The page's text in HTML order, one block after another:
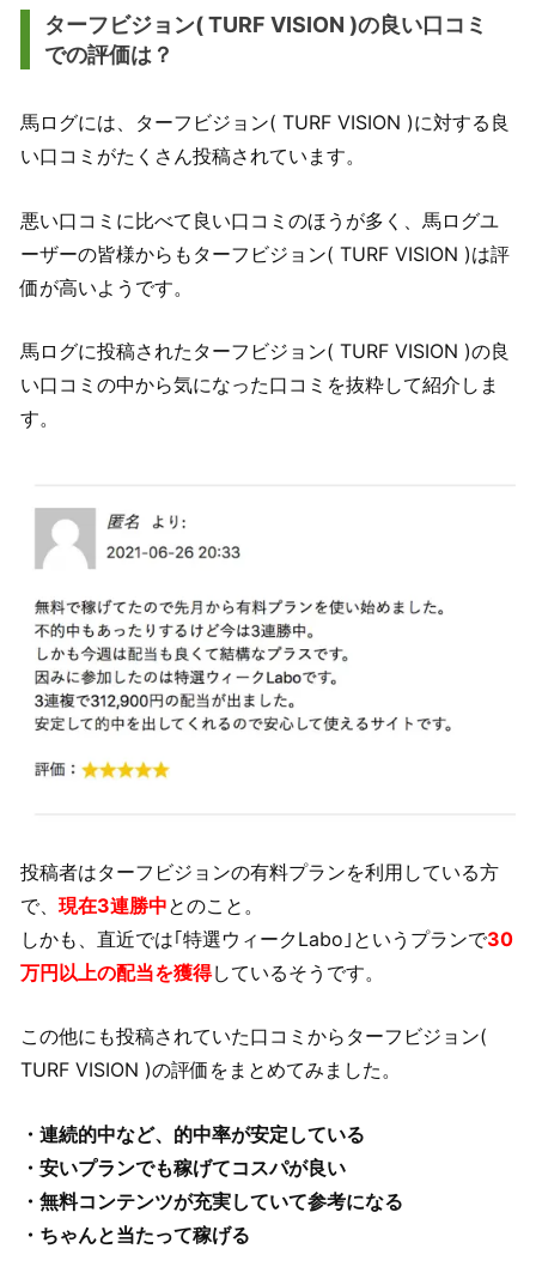
ターフビジョン( TURF VISION )の良い口コミ
での評価は？
馬ログには、ターフビジョン( TURF VISION )に対する良
い口コミがたくさん投稿されています。
悪い口コミに比べて良い口コミのほうが多く、馬ログユ
ーザーの皆様からもターフビジョン( TURF VISION )は評
価が高いようです。
馬ログに投稿されたターフビジョン( TURF VISION )の良
い口コミの中から気になった口コミを抜粋して紹介しま
す。
投稿者はターフビジョンの有料プランを利用している方
で、 現在3連勝中とのこと。
しかも、直近では｢特選ウィークLabo｣というプランで30
万円以上の配当を獲得しているそうです。
この他にも投稿されていた口コミからターフビジョン(
TURF VISION )の評価をまとめてみました。
・連続的中など、的中率が安定している
・安いプランでも稼げてコスパが良い
・無料コンテンツが充実していて参考になる
・ちゃんと当たって稼げる